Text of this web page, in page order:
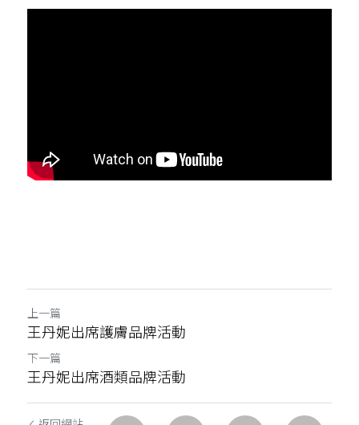
上一篇
王丹妮出席護膚品牌活動
下一篇
王丹妮出席酒類品牌活動